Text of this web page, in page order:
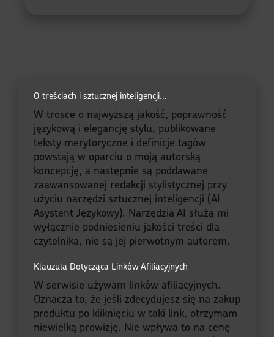
O treściach i sztucznej inteligencji...
W trosce o najwyższą jakość, poprawność
językową i elegancję stylu, publikowane
teksty merytoryczne i definicje tagów
powstają w oparciu o moją autorską
koncepcję, a następnie są poddawane
zaawansowanej redakcji stylistycznej przy
użyciu narzędzi sztucznej inteligencji (AI
Asystent Językowy). Narzędzia AI służą mi
wyłącznie podniesieniu jakości treści dla
czytelnika, nie są jej pierwotnym autorem.
Klauzula Dotycząca Linków Afiliacyjnych
W serwisie używam linków afiliacyjnych.
Oznacza to, że jeśli zdecydujesz się na zakup
produktu po kliknięciu w taki link, otrzymam
niewielką prowizję. Nie wpływa to na cenę